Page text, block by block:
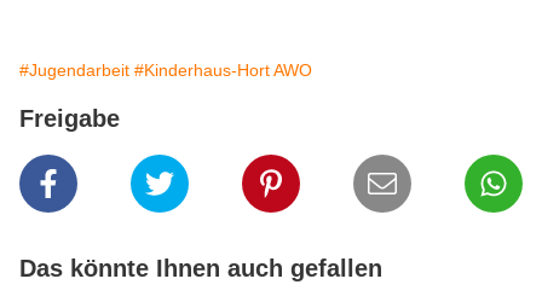
#Jugendarbeit #Kinderhaus-Hort AWO
Freigabe
Das könnte Ihnen auch gefallen